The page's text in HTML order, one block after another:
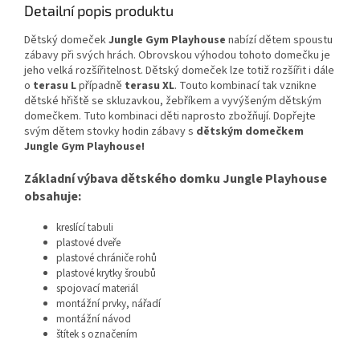
Detailní popis produktu
Dětský domečekJungle Gym Playhouse nabízí dětem spoustu
zábavy při svých hrách. Obrovskou výhodou tohoto domečku je
jeho velká rozšířitelnost. Dětský domeček lze totiž rozšířit i dále
o terasu Lpřípadně terasu XL. Touto kombinací tak vznikne
dětské hřiště se skluzavkou, žebříkem a vyvýšeným dětským
domečkem. Tuto kombinaci děti naprosto zbožňují. Dopřejte
svým dětem stovky hodin zábavy s dětským domečkem
Jungle Gym Playhouse!
Základní výbava dětského domku Jungle Playhouse
obsahuje:
kreslící tabuli
plastové dveře
plastové chrániče rohů
plastové krytky šroubů
spojovací materiál
montážní prvky, nářadí
montážní návod
štítek s označením